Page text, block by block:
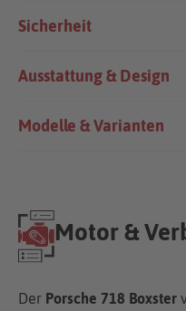
Sicherheit
Ausstattung & Design
Modelle & Varianten
Motor &
Der Porsche 718 Boxster